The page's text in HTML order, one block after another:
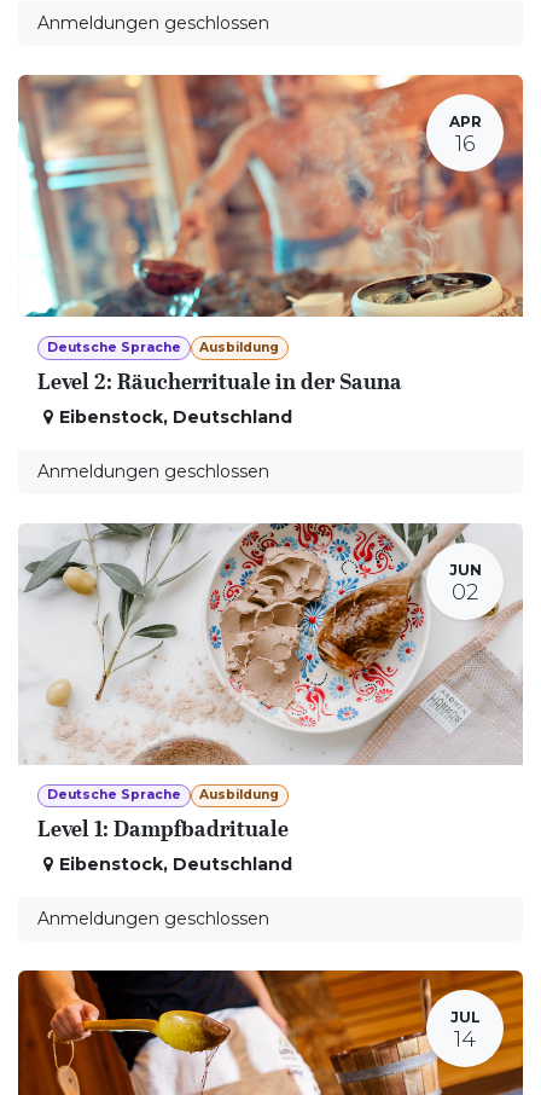
Anmeldungen geschlossen
APR
16
Deutsche Sprache Ausbildung
Level 2: Räucherrituale in der Sauna
Eibenstock, Deutschland
Anmeldungen geschlossen
JUN
02
Deutsche Sprache Ausbildung
Level 1: Dampfbadrituale
Eibenstock, Deutschland
Anmeldungen geschlossen
JUL
14